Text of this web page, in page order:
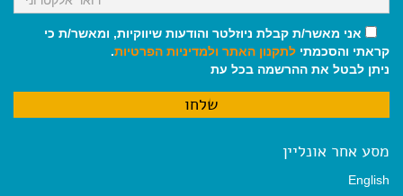
אני מאשר/ת קבלת ניוזלטר והודעות שיווקיות, ומאשר/ת כי
קראתי והסכמתי לתקנון האתר ולמדיניות הפרטיות.
ניתן לבטל את ההרשמה בכל עת
מסע אחר אונליין
English